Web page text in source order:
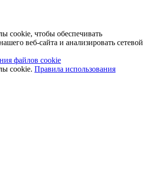
cookie, чтобы обеспечивать
веб-сайта и анализировать сетевой
файлов cookie
cookie. Правила использования